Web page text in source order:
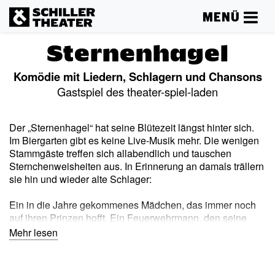
MENÜ
Sternenhagel
Komödie mit Liedern, Schlagern und Chansons
Gastspiel des theater-spiel-laden
Der „Sternenhagel“ hat seine Blütezeit längst hinter sich.
Im Biergarten gibt es keine Live-Musik mehr. Die wenigen
Stammgäste treffen sich allabendlich und tauschen
Sternchenweisheiten aus. In Erinnerung an damals trällern
sie hin und wieder alte Schlager:
Ein in die Jahre gekommenes Mädchen, das immer noch
auf ihren Prinzen hofft. Ein Feuerwehrmann, den seine
Frau verlassen hat. Ein Akkordeonspieler, der nur noch auf
Beerdigungen musiziert. Mittendrin die Wirtin, die sich mit
Mehr lesen